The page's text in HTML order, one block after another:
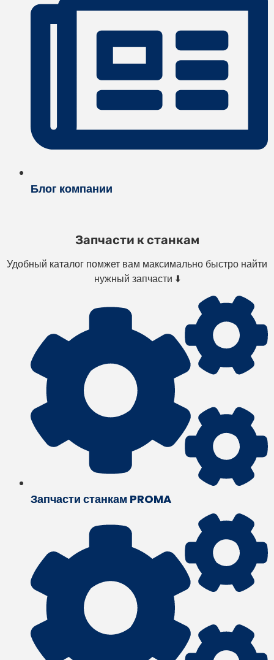
Блог компании
Запчасти к станкам
Удобный каталог помжет вам максимально быстро найти
нужный запчасти ⬇️
Запчасти станкам PROMA